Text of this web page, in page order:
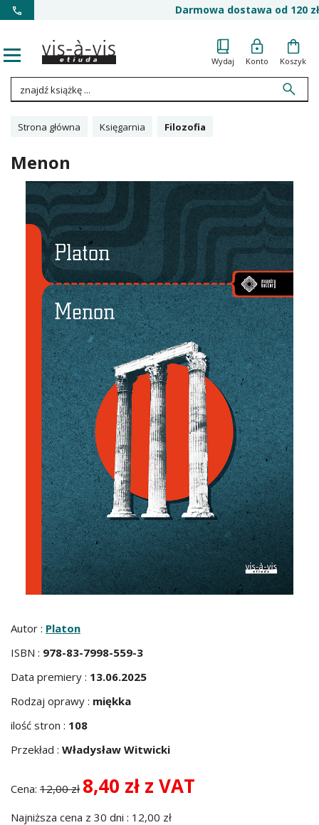
Darmowa dostawa od 120 zł
Wydaj Konto Koszyk
Strona główna Księgarnia Filozofia
Menon
Autor : Platon
ISBN : 978-83-7998-559-3
Data premiery : 13.06.2025
Rodzaj oprawy : miękka
ilość stron : 108
Przekład : Władysław Witwicki
Cena: 12,00 zł 8,40 zł z VAT
Najniższa cena z 30 dni : 12,00 zł